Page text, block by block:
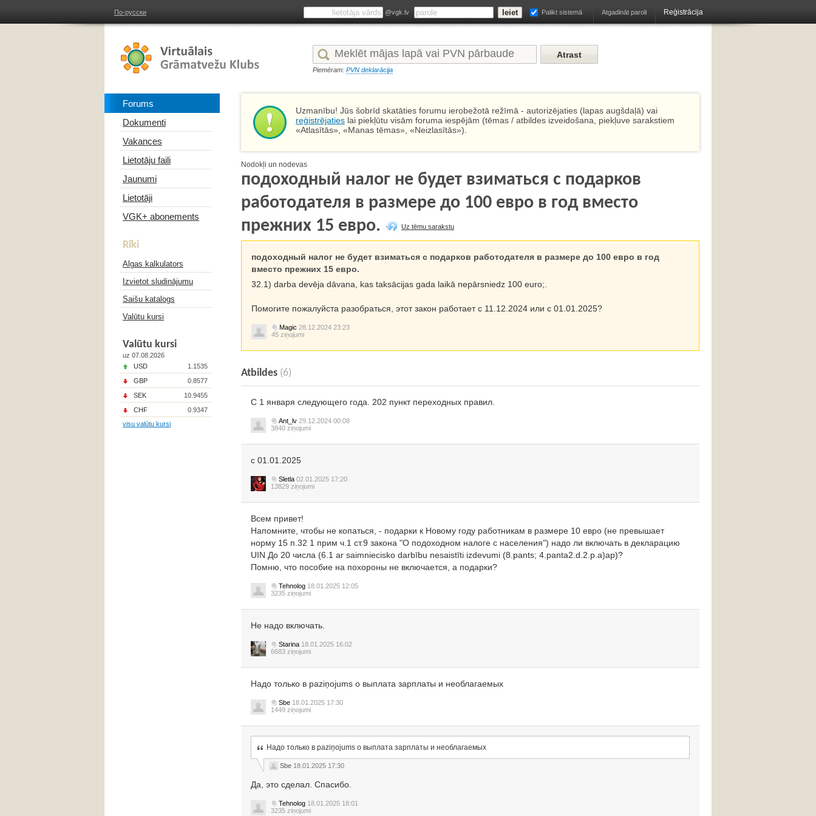
По-русски Atgadināt paroli Reģistrācija
@vgk.lv Palikt sistemā
Piemēram: PVN deklarācija
Forums
Dokumenti
Vakances
Lietotāju faili
Jaunumi
Lietotāji
VGK+ abonements
Rīki
Algas kalkulators
Izvietot sludinājumu
Saišu katalogs
Valūtu kursi
Valūtu kursi
uz 07.08.2026
USD
1.1535
GBP
0.8577
SEK
10.9455
CHF
0.9347
visu valūtu kursi
Uzmanību! Jūs šobrīd skatāties forumu ierobežotā režīmā - autorizējaties (lapas augšdaļā) vai
reģistrējaties lai piekļūtu visām foruma iespējām (tēmas / atbildes izveidošana, piekļuve sarakstiem
«Atlasītās», «Manas tēmas», «Neizlasītās»).
Nodokļi un nodevas
подоходный налог не будет взиматься с подарков
работодателя в размере до 100 евро в год вместо
прежних 15 евро.
Uz tēmu sarakstu
подоходный налог не будет взиматься с подарков работодателя в размере до 100 евро в год
вместо прежних 15 евро.
32.1) darba devēja dāvana, kas taksācijas gada laikā nepārsniedz 100 euro;.
Помогите пожалуйста разобраться, этот закон работает с 11.12.2024 или с 01.01.2025?
Magic 28.12.2024 23:23
45 ziņojumi
Atbildes (6)
C 1 января следующего года. 202 пункт переходных правил.
Ant_lv 29.12.2024 00:08
3840 ziņojumi
с 01.01.2025
Sletla 02.01.2025 17:20
13829 ziņojumi
Всем привет!
Напомните, чтобы не копаться, - подарки к Новому году работникам в размере 10 евро (не превышает
норму 15 п.32 1 прим ч.1 ст.9 закона "О подоходном налоге с населения") надо ли включать в декларацию
UIN До 20 числа (6.1 ar saimniecisko darbību nesaistīti izdevumi (8.pants; 4.panta2.d.2.p.a)ap)?
Помню, что пособие на похороны не включается, а подарки?
Tehnolog 18.01.2025 12:05
3235 ziņojumi
Не надо включать.
Starina 18.01.2025 16:02
6683 ziņojumi
Надо только в paziņojums о выплата зарплаты и необлагаемых
Sbe 18.01.2025 17:30
1449 ziņojumi
Надо только в paziņojums о выплата зарплаты и необлагаемых
Sbe 18.01.2025 17:30
Да, это сделал. Спасибо.
Tehnolog 18.01.2025 18:01
3235 ziņojumi